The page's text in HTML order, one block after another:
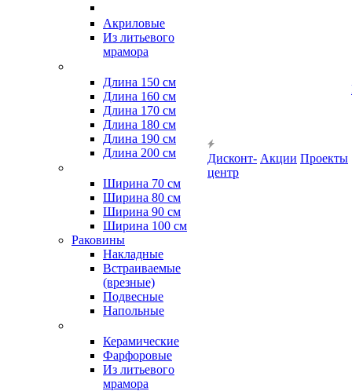
Акриловые
Из литьевого
мрамора
Длина 150 см
Длина 160 см
Длина 170 см
Длина 180 см
Длина 190 см
Длина 200 см
Ширина 70 см
Ширина 80 см
Ширина 90 см
Ширина 100 см
Раковины
Накладные
Встраиваемые
(врезные)
Подвесные
Напольные
Керамические
Фарфоровые
Из литьевого
мрамора
Дисконт-
центр
Акции Проекты